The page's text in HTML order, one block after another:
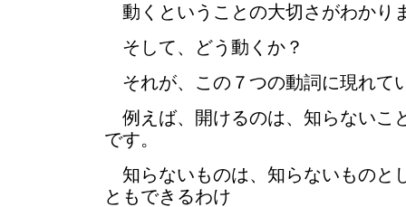
動くということの大切さがわかり
そして、どう動くか？
それが、この７つの動詞に現れて
例えば、開けるのは、知らないこ
です。
知らないものは、知らないものと
ともできるわけ